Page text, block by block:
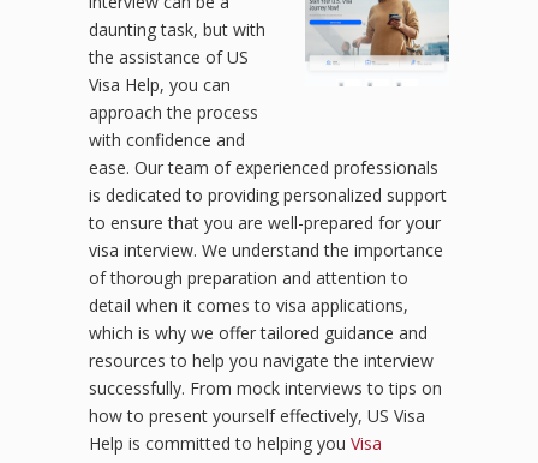
daunting task, but with
the assistance of US
Visa Help, you can
approach the process
with confidence and
ease. Our team of experienced professionals
is dedicated to providing personalized support
to ensure that you are well-prepared for your
visa interview. We understand the importance
of thorough preparation and attention to
detail when it comes to visa applications,
which is why we offer tailored guidance and
resources to help you navigate the interview
successfully. From mock interviews to tips on
how to present yourself effectively, US Visa
Help is committed to helping you Visa